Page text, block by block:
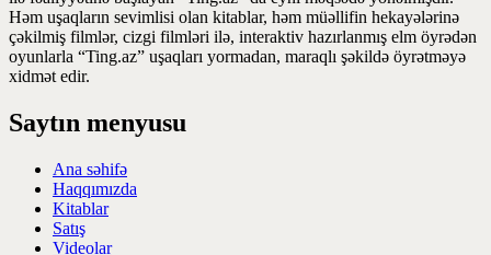
Həm uşaqların sevimlisi olan kitablar, həm müəllifin hekayələrinə
çəkilmiş filmlər, cizgi filmləri ilə, interaktiv hazırlanmış elm öyrədən
oyunlarla “Ting.az” uşaqları yormadan, maraqlı şəkildə öyrətməyə
xidmət edir.
Saytın menyusu
Ana səhifə
Haqqımızda
Kitablar
Satış
Videolar